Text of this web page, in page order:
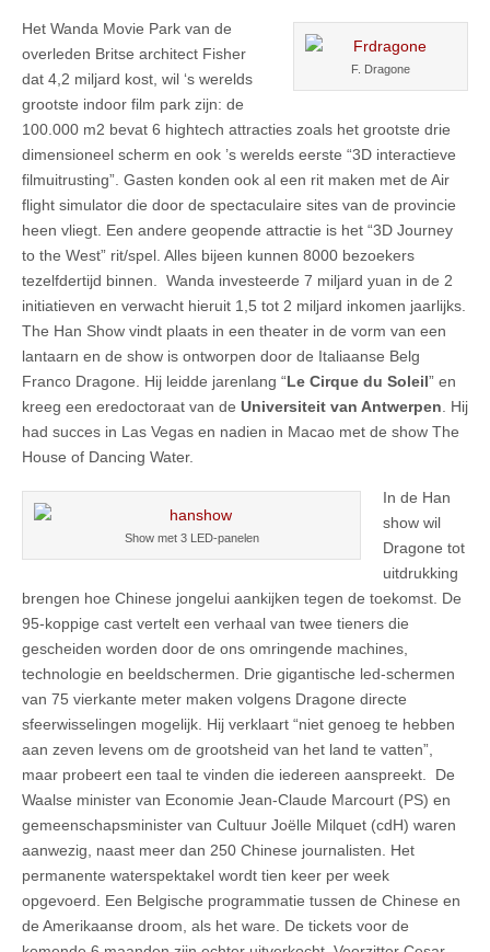
F. Dragone
Het Wanda Movie Park van de
overleden Britse architect Fisher
dat 4,2 miljard kost, wil ‘s werelds
grootste indoor film park zijn: de
100.000 m2 bevat 6 hightech attracties zoals het grootste drie
dimensioneel scherm en ook ’s werelds eerste “3D interactieve
filmuitrusting”. Gasten konden ook al een rit maken met de Air
flight simulator die door de spectaculaire sites van de provincie
heen vliegt. Een andere geopende attractie is het “3D Journey
to the West” rit/spel. Alles bijeen kunnen 8000 bezoekers
tezelfdertijd binnen. Wanda investeerde 7 miljard yuan in de 2
initiatieven en verwacht hieruit 1,5 tot 2 miljard inkomen jaarlijks.
The Han Show vindt plaats in een theater in de vorm van een
lantaarn en de show is ontworpen door de Italiaanse Belg
Franco Dragone. Hij leidde jarenlang “Le Cirque du Soleil” en
kreeg een eredoctoraat van de Universiteit van Antwerpen . Hij
had succes in Las Vegas en nadien in Macao met de show The
House of Dancing Water.
Show met 3 LED-panelen
In de Han
show wil
Dragone tot
uitdrukking
brengen hoe Chinese jongelui aankijken tegen de toekomst. De
95-koppige cast vertelt een verhaal van twee tieners die
gescheiden worden door de ons omringende machines,
technologie en beeldschermen. Drie gigantische led-schermen
van 75 vierkante meter maken volgens Dragone directe
sfeerwisselingen mogelijk. Hij verklaart “niet genoeg te hebben
aan zeven levens om de grootsheid van het land te vatten”,
maar probeert een taal te vinden die iedereen aanspreekt. De
Waalse minister van Economie Jean-Claude Marcourt (PS) en
gemeenschapsminister van Cultuur Joëlle Milquet (cdH) waren
aanwezig, naast meer dan 250 Chinese journalisten. Het
permanente waterspektakel wordt tien keer per week
opgevoerd. Een Belgische programmatie tussen de Chinese en
de Amerikaanse droom, als het ware. De tickets voor de